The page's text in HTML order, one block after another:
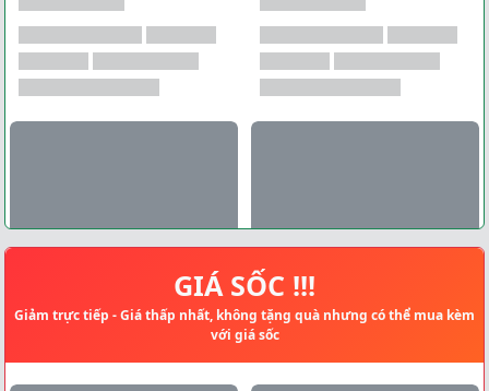
GIÁ SỐC !!!
Giảm trực tiếp - Giá thấp nhất, không tặng quà nhưng có thể mua kèm
với giá sốc